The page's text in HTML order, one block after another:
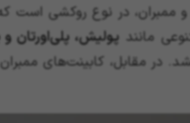
و ممبران، در نوع روکشی است
مانندپولیش، پلی‌اورتان و
در مقابل، کابینت‌های